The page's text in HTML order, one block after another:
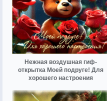
Нежная воздушная гиф-
открытка Моей подруге! Для
хорошего настроения